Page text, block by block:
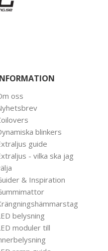
oss
blinkers
guide
- vilka ska jag
& Inspiration
belysning
moduler till